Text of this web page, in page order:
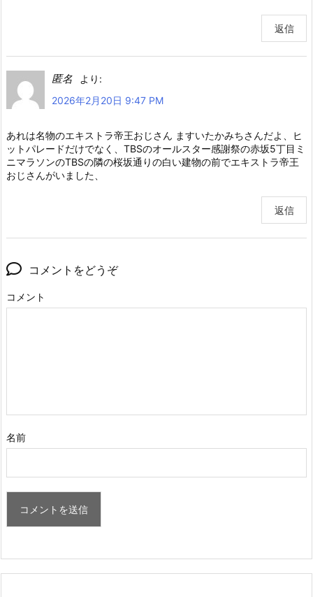
返信
匿名
より:
2026年2月20日 9:47 PM
あれは名物のエキストラ帝王おじさん ますいたかみちさんだよ、ヒ
ットパレードだけでなく、TBSのオールスター感謝祭の赤坂5丁目ミ
ニマラソンのTBSの隣の桜坂通りの白い建物の前でエキストラ帝王
おじさんがいました、
返信
コメントをどうぞ
コメント
名前